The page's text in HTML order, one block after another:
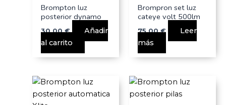
Brompton luz
posterior dynamo
30,00€
Añadir
al carrito
Brompron set luz
cateye volt 500lm
75,00€
Leer
más